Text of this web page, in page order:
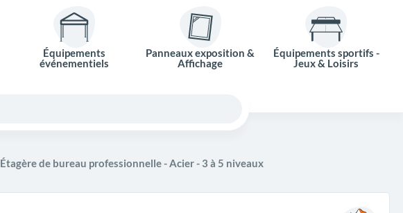
Équipements
événementiels
Panneaux exposition &
Affichage
Équipements sportifs -
Jeux & Loisirs
Étagère de bureau professionnelle - Acier - 3 à 5 niveaux